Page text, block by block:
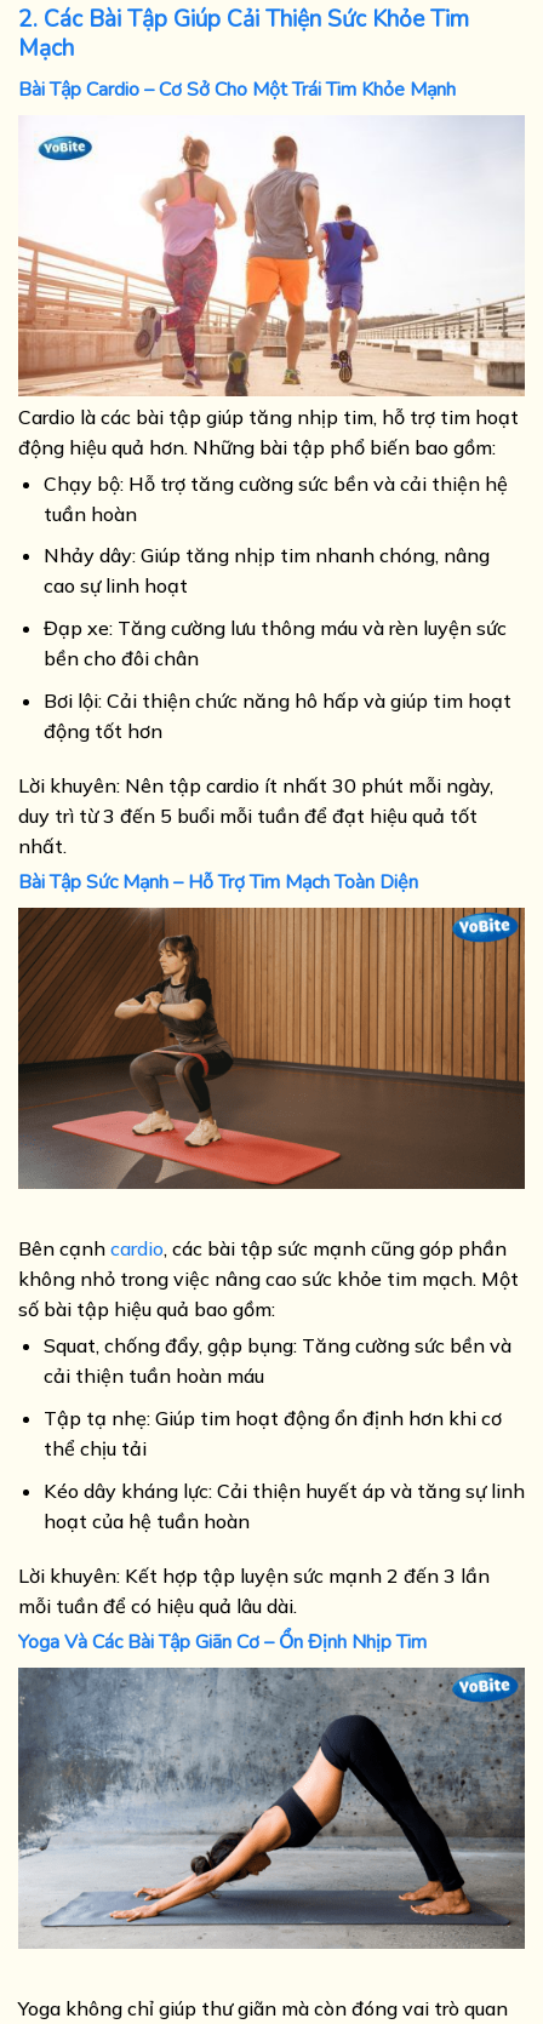
2. Các Bài Tập Giúp Cải Thiện Sức Khỏe Tim
Mạch
Bài Tập Cardio – Cơ Sở Cho Một Trái Tim Khỏe Mạnh
Cardio là các bài tập giúp tăng nhịp tim, hỗ trợ tim hoạt
động hiệu quả hơn. Những bài tập phổ biến bao gồm:
Chạy bộ: Hỗ trợ tăng cường sức bền và cải thiện hệ
tuần hoàn
Nhảy dây: Giúp tăng nhịp tim nhanh chóng, nâng
cao sự linh hoạt
Đạp xe: Tăng cường lưu thông máu và rèn luyện sức
bền cho đôi chân
Bơi lội: Cải thiện chức năng hô hấp và giúp tim hoạt
động tốt hơn
Lời khuyên: Nên tập cardio ít nhất 30 phút mỗi ngày,
duy trì từ 3 đến 5 buổi mỗi tuần để đạt hiệu quả tốt
nhất.
Bài Tập Sức Mạnh – Hỗ Trợ Tim Mạch Toàn Diện
Bên cạnh cardio, các bài tập sức mạnh cũng góp phần
không nhỏ trong việc nâng cao sức khỏe tim mạch. Một
số bài tập hiệu quả bao gồm:
Squat, chống đẩy, gập bụng: Tăng cường sức bền và
cải thiện tuần hoàn máu
Tập tạ nhẹ: Giúp tim hoạt động ổn định hơn khi cơ
thể chịu tải
Kéo dây kháng lực: Cải thiện huyết áp và tăng sự linh
hoạt của hệ tuần hoàn
Lời khuyên: Kết hợp tập luyện sức mạnh 2 đến 3 lần
mỗi tuần để có hiệu quả lâu dài.
Yoga Và Các Bài Tập Giãn Cơ – Ổn Định Nhịp Tim
Yoga không chỉ giúp thư giãn mà còn đóng vai trò quan